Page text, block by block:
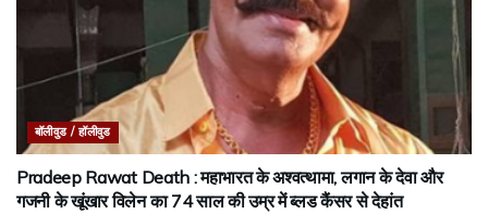
बॉलीवुड / हॉलीवुड
Pradeep Rawat Death : महाभारत के अश्वत्थामा, लगान के देवा और
गजनी के खूंखार विलेन का 74 साल की उम्र में ब्लड कैंसर से देहांत